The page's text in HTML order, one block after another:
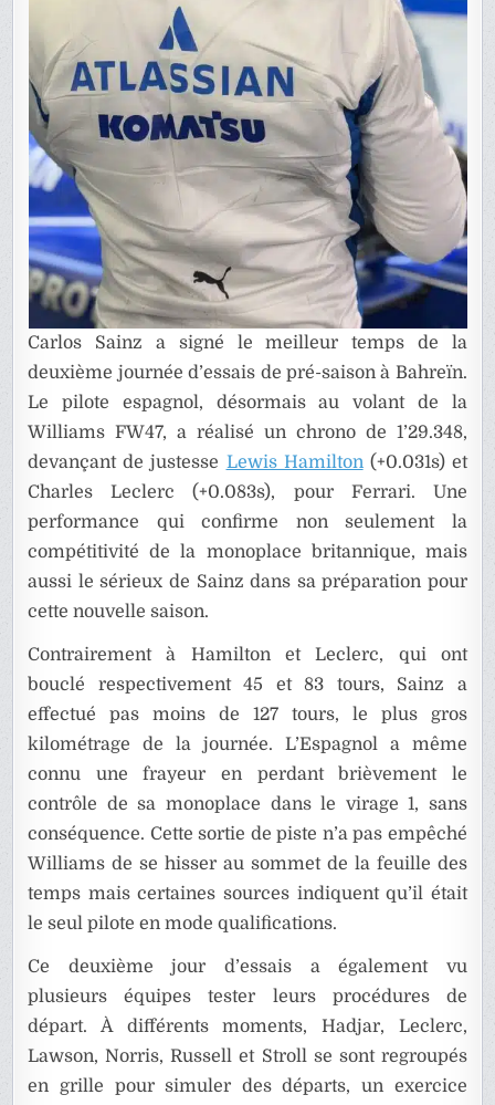
Carlos Sainz a signé le meilleur temps de la
deuxième journée d’essais de pré-saison à Bahreïn.
Le pilote espagnol, désormais au volant de la
Williams FW47, a réalisé un chrono de 1’29.348,
devançant de justesse Lewis Hamilton(+0.031s) et
Charles Leclerc (+0.083s), pour Ferrari. Une
performance qui confirme non seulement la
compétitivité de la monoplace britannique, mais
aussi le sérieux de Sainz dans sa préparation pour
cette nouvelle saison.
Contrairement à Hamilton et Leclerc, qui ont
bouclé respectivement 45 et 83 tours, Sainz a
effectué pas moins de 127 tours, le plus gros
kilométrage de la journée. L’Espagnol a même
connu une frayeur en perdant brièvement le
contrôle de sa monoplace dans le virage 1, sans
conséquence. Cette sortie de piste n’a pas empêché
Williams de se hisser au sommet de la feuille des
temps mais certaines sources indiquent qu’il était
le seul pilote en mode qualifications.
Ce deuxième jour d’essais a également vu
plusieurs équipes tester leurs procédures de
départ. À différents moments, Hadjar, Leclerc,
Lawson, Norris, Russell et Stroll se sont regroupés
en grille pour simuler des départs, un exercice